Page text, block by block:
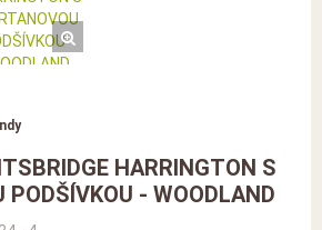
HARRINGTON S
PODŠÍVKOU - WOODLAND